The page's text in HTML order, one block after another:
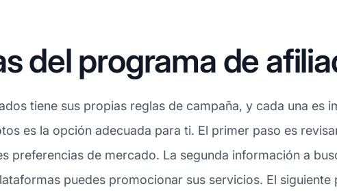
del programa de
tiene sus propias reglas de campaña, y cada una
es la opción adecuada para ti. El primer paso es
preferencias de mercado. La segunda información a
puedes promocionar sus servicios. El